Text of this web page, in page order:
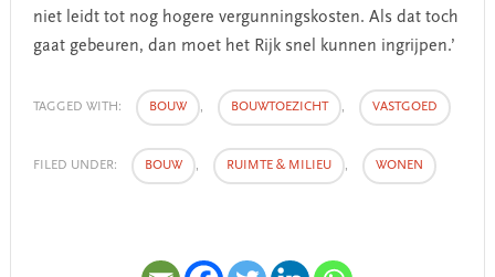
niet leidt tot nog hogere vergunningskosten. Als dat toch
gaat gebeuren, dan moet het Rijk snel kunnen ingrijpen.’
TAGGED WITH: BOUW , BOUWTOEZICHT , VASTGOED
FILED UNDER: BOUW , RUIMTE & MILIEU , WONEN